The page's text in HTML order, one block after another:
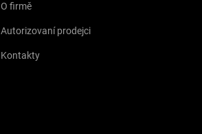
O firmě
Autorizovaní prodejci
Kontakty